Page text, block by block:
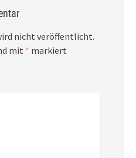
nicht veröffentlicht.
mit * markiert